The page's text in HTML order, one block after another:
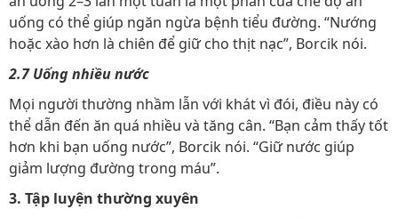
uống có thể giúp ngăn ngừa bệnh tiểu đường. “Nướng
hoặc xào hơn là chiên để giữ cho thịt nạc”, Borcik nói.
2.7 Uống nhiều nước
Mọi người thường nhầm lẫn với khát vì đói, điều này có
thể dẫn đến ăn quá nhiều và tăng cân. “Bạn cảm thấy tốt
hơn khi bạn uống nước”, Borcik nói. “Giữ nước giúp
giảm lượng đường trong máu”.
3. Tập luyện thường xuyên